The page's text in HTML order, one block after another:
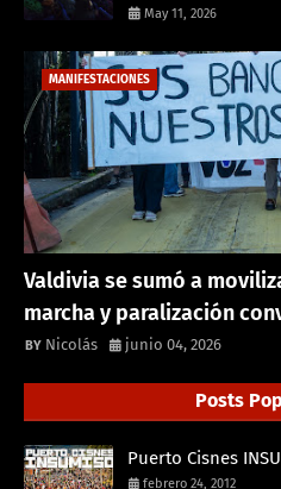
May 11, 2026
MANIFESTACIONES
Valdivia se sumó a
marcha y paralización
Nicolás junio 04, 2026
Posts
Puerto Cisnes
febrero 24, 2012